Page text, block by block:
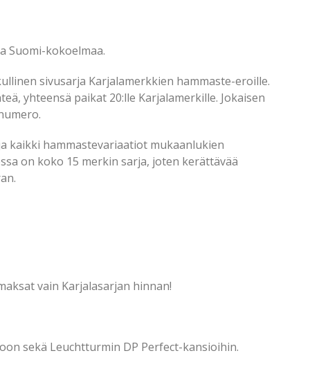
Suomi-kokoelmaa.
sivusarja Karjalamerkkien hammaste-eroille.
yhteensä paikat 20:lle Karjalamerkille. Jokaisen
kaikki hammastevariaatiot mukaanlukien
on koko 15 merkin sarja, joten kerättävää
vain Karjalasarjan hinnan!
sekä Leuchtturmin DP Perfect-kansioihin.